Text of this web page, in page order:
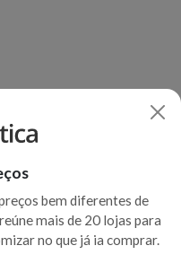
bem diferentes de
mais de 20 lojas para
no que já ia comprar.